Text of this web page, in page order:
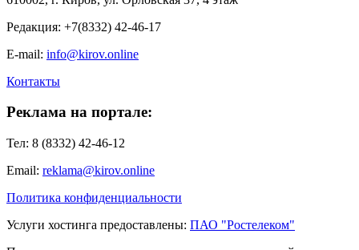
Редакция: +7(8332) 42-46-17
E-mail: info@kirov.online
Контакты
Реклама на портале:
Тел: 8 (8332) 42-46-12
Email: reklama@kirov.online
Политика конфиденциальности
Услуги хостинга предоставлены: ПАО "Ростелеком"